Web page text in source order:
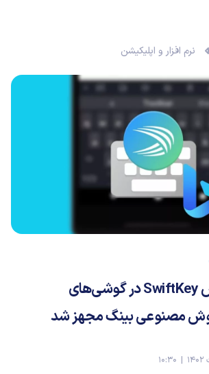
نرم افزار و اپلیکیشن
کیبورد پیش‌فرض SwiftKey در گوشی‌های
مصنوعی بینگ مجهز شد